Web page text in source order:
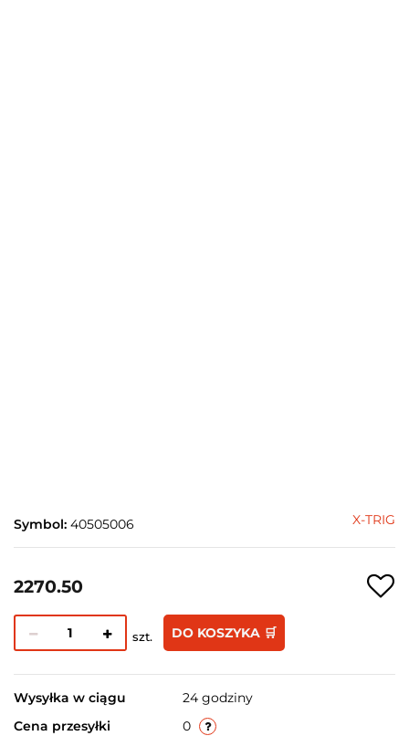
Symbol: 40505006 X-TRIG
2270.50
szt. DO KOSZYKA 🛒
Wysyłka w ciągu
24 godziny
Cena przesyłki
0